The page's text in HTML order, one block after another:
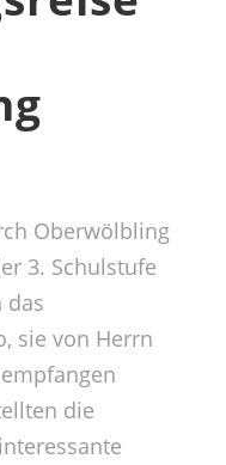
Oberwölbling
3. Schulstufe
das
sie von Herrn
die